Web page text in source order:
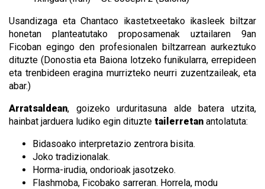
Usandizaga eta Chantaco ikastetxeetako ikasleek biltzar
honetan planteatutako proposamenak uztailaren 9an
Ficoban egingo den profesionalen biltzarrean aurkeztuko
dituzte (Donostia eta Baiona lotzeko funikularra, errepideen
eta trenbideen eragina murrizteko neurri zuzentzaileak, eta
abar.)
Arratsaldean, goizeko urduritasuna alde batera utzita,
hainbat jarduera ludiko egin dituzte tailerretan antolatuta:
Bidasoako interpretazio zentrora bisita.
Joko tradizionalak.
Horma-irudia, ondorioak jasotzeko.
Flashmoba, Ficobako sarreran. Horrela, modu